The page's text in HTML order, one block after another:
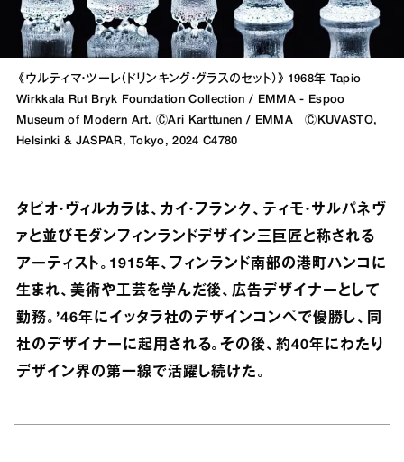
《ウルティマ・ツーレ（ドリンキング・グラスのセット）》1968年 Tapio
Wirkkala Rut Bryk Foundation Collection / EMMA - Espoo
Museum of Modern Art. ⒸAri Karttunen / EMMA ⒸKUVASTO,
Helsinki & JASPAR, Tokyo, 2024 C4780
タピオ・ヴィルカラは、カイ・フランク、ティモ・サルパネヴ
ァと並びモダンフィンランドデザイン三巨匠と称される
アーティスト。1915年、フィンランド南部の港町ハンコに
生まれ、美術や工芸を学んだ後、広告デザイナーとして
勤務。’46年にイッタラ社のデザインコンペで優勝し、同
社のデザイナーに起用される。その後、約40年にわたり
デザイン界の第一線で活躍し続けた。